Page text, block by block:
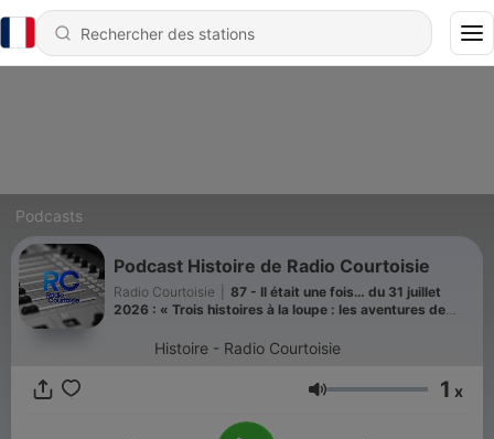
Podcasts
Podcast Histoire de Radio Courtoisie
Radio Courtoisie
87 - Il était une fois… du 31 juillet
2026 : « Trois histoires à la loupe : les aventures de
Histoire - Radio Courtoisie
Volume 1 x